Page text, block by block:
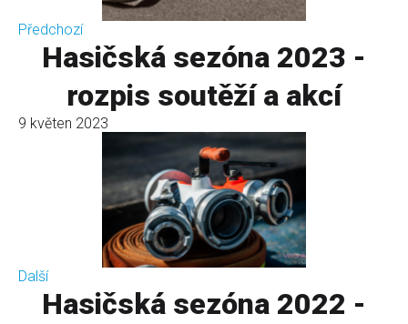
Předchozí
Hasičská sezóna 2023 -
rozpis soutěží a akcí
9 květen 2023
Další
Hasičská sezóna 2022 -